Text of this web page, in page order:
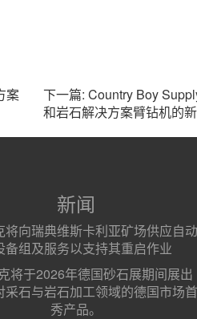
案
下一篇: Country Boy
和岩石解决方案臂钻机的
新闻
将向瑞典维斯卡利亚矿场供应自动
备组及服务以支持其重启作业
将于2026年德国砂石展期间展出
采石与岩石加工领域的德国市场首
秀产品。